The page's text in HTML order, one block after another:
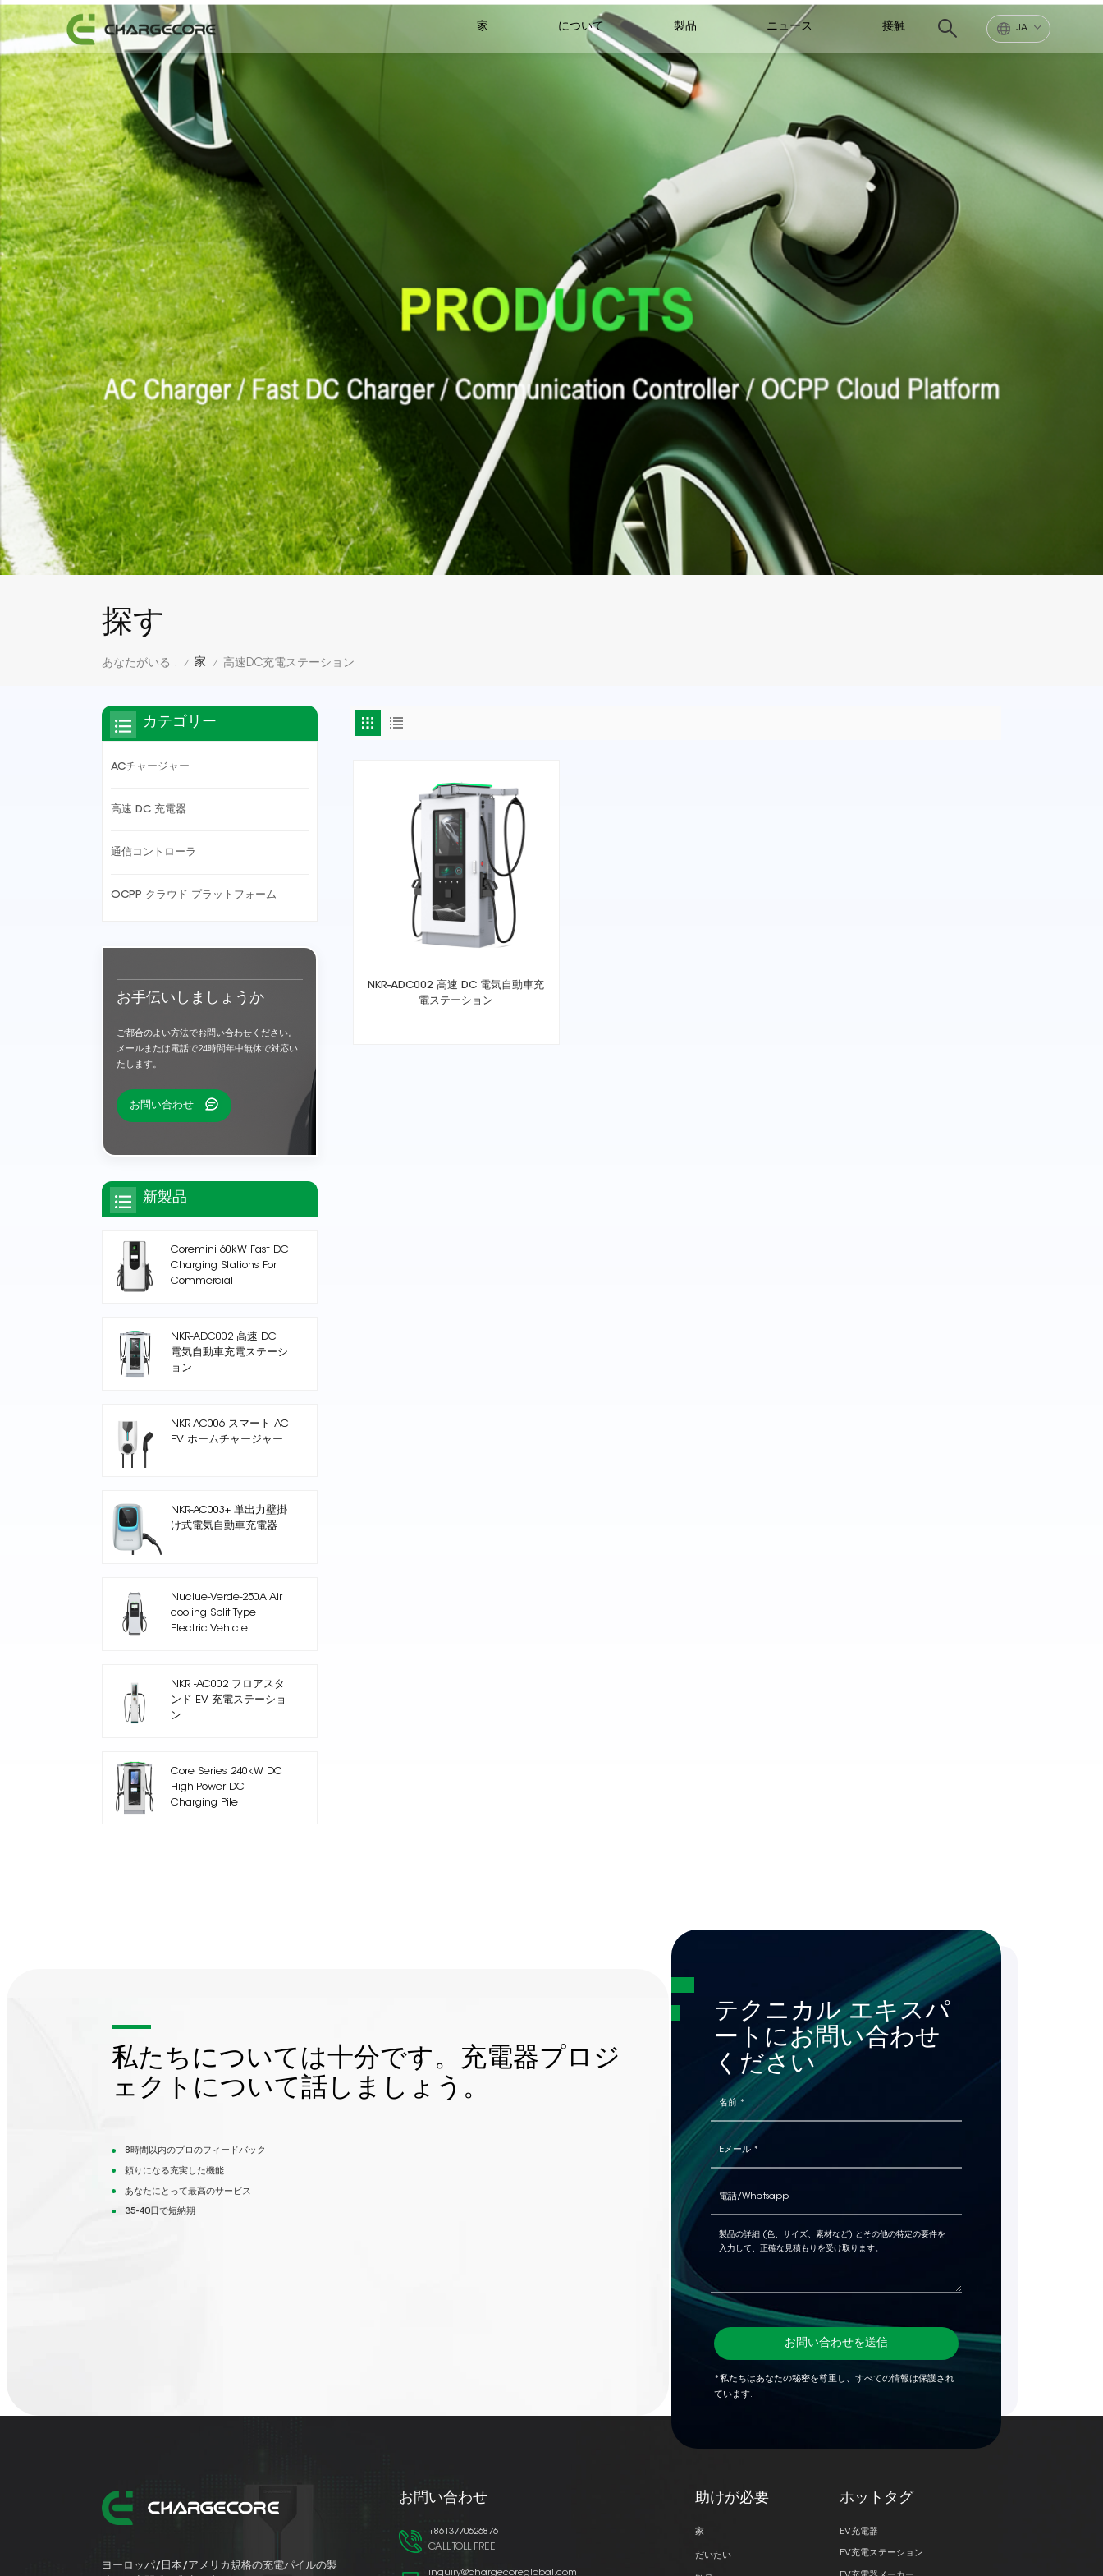
JA
家 について 製品 ニュース 接触
探す
あなたがいる : / 家 / 高速DC充電ステーション
NKR-ADC002 高速 DC 電気自動車充
電ステーション
カテゴリー
ACチャージャー
高速 DC 充電器
通信コントローラ
OCPP クラウド プラットフォーム
お手伝いしましょうか
ご都合のよい方法でお問い合わせください。
メールまたは電話で24時間年中無休で対応い
たします。
お問い合わせ
新製品
Coremini 60kW Fast DC
Charging Stations For
Commercial
NKR-ADC002 高速 DC
電気自動車充電ステーシ
ョン
NKR-AC006 スマート AC
EV ホームチャージャー
NKR-AC003+ 単出力壁掛
け式電気自動車充電器
Nuclue-Verde-250A Air
cooling Split Type
Electric Vehicle
NKR -AC002 フロアスタ
ンド EV 充電ステーショ
ン
Core Series 240kW DC
High-Power DC
Charging Pile
私たちについては十分です。充電器プロジ
ェクトについて話しましょう。
8時間以内のプロのフィードバック
頼りになる充実した機能
あなたにとって最高のサービス
35-40日で短納期
テクニカル エキスパ
ートにお問い合わせ
ください
お問い合わせを送信
*私たちはあなたの秘密を尊重し、すべての情報は保護され
ています.
ヨーロッパ/日本/アメリカ規格の充電パイルの製
お問い合わせ
+8613770626876
CALL TOLL FREE
inquiry@chargecoreglobal.com
助けが必要
家
だいたい
ホットタグ
EV充電器
EV充電ステーション